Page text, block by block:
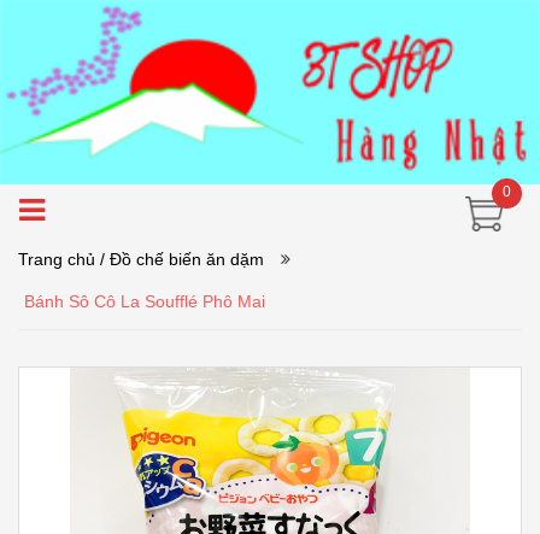
0
Trang chủ / Đồ chế biến ăn dặm
Bánh Sô Cô La Soufflé Phô Mai